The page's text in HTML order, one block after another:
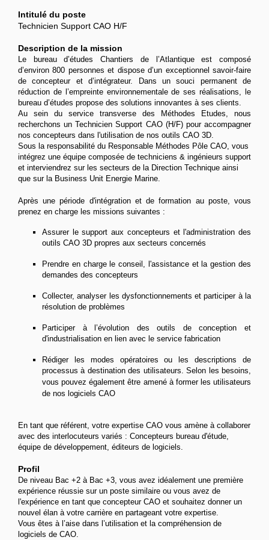
Intitulé du poste
Technicien Support CAO H/F
Description de la mission
Le bureau d’études Chantiers de l’Atlantique est composé
d’environ 800 personnes et dispose d’un exceptionnel savoir-faire
de concepteur et d’intégrateur. Dans un souci permanent de
réduction de l’empreinte environnementale de ses réalisations, le
bureau d’études propose des solutions innovantes à ses clients.
Au sein du service transverse des Méthodes Etudes, nous
recherchons un Technicien Support CAO (H/F) pour accompagner
nos concepteurs dans l'utilisation de nos outils CAO 3D.
Sous la responsabilité du Responsable Méthodes Pôle CAO, vous
intégrez une équipe composée de techniciens & ingénieurs support
et interviendrez sur les secteurs de la Direction Technique ainsi
que sur la Business Unit Energie Marine.
Après une période d'intégration et de formation au poste, vous
prenez en charge les missions suivantes :
Assurer le support aux concepteurs et l'administration des
outils CAO 3D propres aux secteurs concernés
Prendre en charge le conseil, l'assistance et la gestion des
demandes des concepteurs
Collecter, analyser les dysfonctionnements et participer à la
résolution de problèmes
Participer à l’évolution des outils de conception et
d'industrialisation en lien avec le service fabrication
Rédiger les modes opératoires ou les descriptions de
processus à destination des utilisateurs. Selon les besoins,
vous pouvez également être amené à former les utilisateurs
de nos logiciels CAO
En tant que référent, votre expertise CAO vous amène à collaborer
avec des interlocuteurs variés : Concepteurs bureau d'étude,
équipe de développement, éditeurs de logiciels.
Profil
De niveau Bac +2 à Bac +3, vous avez idéalement une première
expérience réussie sur un poste similaire ou vous avez de
l'expérience en tant que concepteur CAO et souhaitez donner un
nouvel élan à votre carrière en partageant votre expertise.
Vous êtes à l’aise dans l’utilisation et la compréhension de
logiciels de CAO.